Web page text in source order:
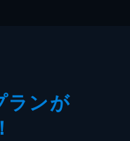
ランが